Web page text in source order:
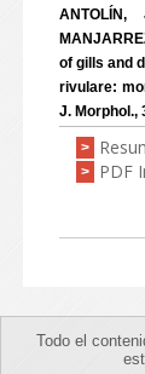
ANTOLÍN,
of gills and
rivulare:
J. Morphol.,
>
> PDF
Todo el